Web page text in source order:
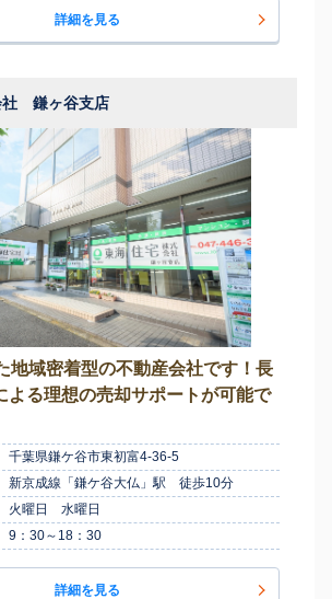
詳細を見る
社 鎌ヶ谷支店
地域密着型の不動産会社です！長
よる理想の売却サポートが可能で
千葉県鎌ケ谷市東初富4-36-5
新京成線「鎌ケ谷大仏」駅 徒歩10分
火曜日 水曜日
9：30～18：30
詳細を見る